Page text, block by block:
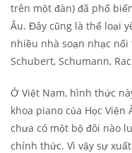
trên một đàn) đã phổ
Âu. Đây cũng là thể loại
nhiều nhà soạn nhạc
Schubert, Schumann,
Ở Việt Nam, hình thức
khoa piano của Học
chưa có một bộ đôi nào
chính thức. Vì vậy sự